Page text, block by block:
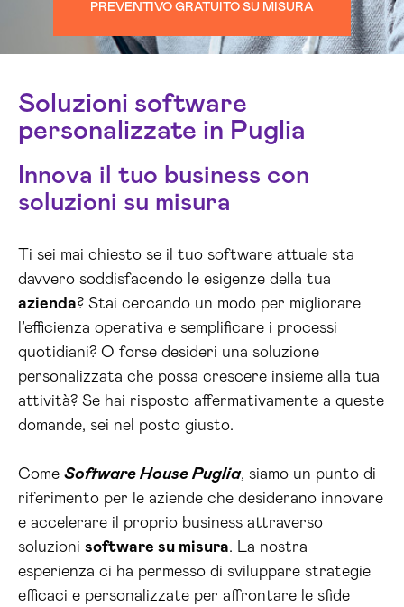
PREVENTIVO GRATUITO SU MISURA
Soluzioni software
personalizzate in Puglia
Innova il tuo business con
soluzioni su misura
Ti sei mai chiesto se il tuo software attuale sta
davvero soddisfacendo le esigenze della tua
azienda? Stai cercando un modo per migliorare
l’efficienza operativa e semplificare i processi
quotidiani? O forse desideri una soluzione
personalizzata che possa crescere insieme alla tua
attività? Se hai risposto affermativamente a queste
domande, sei nel posto giusto.
Come Software House Puglia, siamo un punto di
riferimento per le aziende che desiderano innovare
e accelerare il proprio business attraverso
soluzioni software su misura. La nostra
esperienza ci ha permesso di sviluppare strategie
efficaci e personalizzate per affrontare le sfide